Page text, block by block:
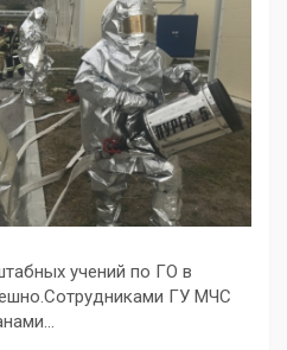
учений по ГО в
ГУ МЧС